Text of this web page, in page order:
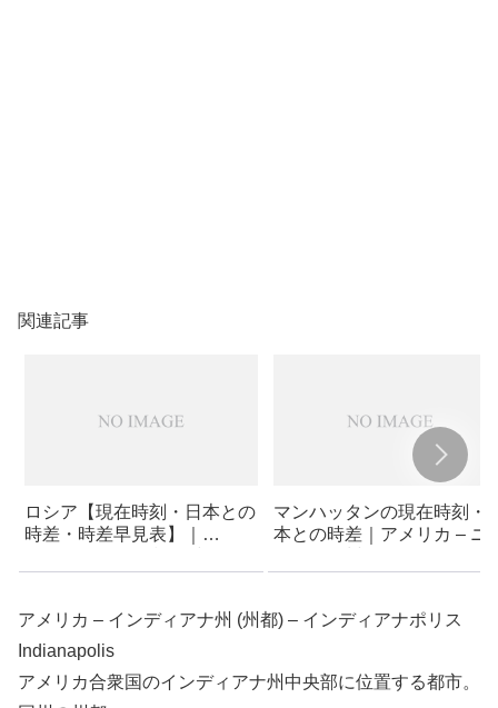
関連記事
ロシア【現在時刻・日本との
時差・時差早見表】｜
マンハッタンの現在時刻・
本との時差｜アメリカ – ニ
アメリカ – インディアナ州 (州都) – インディアナポリス
Indianapolis
アメリカ合衆国のインディアナ州中央部に位置する都市。